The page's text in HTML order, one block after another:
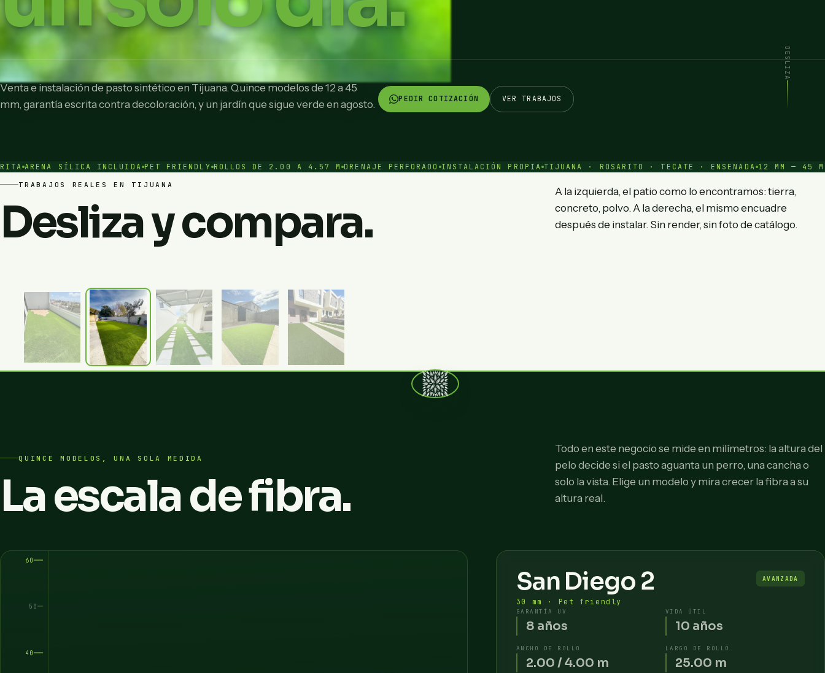
Venta e instalación de pasto sintético en Tijuana. Quince modelos de 12 a 45
mm, garantía escrita contra decoloración, y un jardín que sigue verde en agosto.
PEDIR COTIZACIÓN VER TRABAJOS
DESLIZA
SÍLICA INCLUIDA PET FRIENDLY ROLLOS DE 2.00 A 4.57 M DRENAJE PERFORADO INSTALACIÓN PROPIA TIJUANA · ROSARITO · TECATE · ENSENADA 12 MM — 45 MM
TRABAJOS REALES EN TIJUANA
Desliza y compara.
A la izquierda, el patio como lo encontramos: tierra,
concreto, polvo. A la derecha, el mismo encuadre
después de instalar. Sin render, sin foto de catálogo.
Patio trasero
QUINCE MODELOS, UNA SOLA MEDIDA
La escala de fibra.
Todo en este negocio se mide en milímetros: la altura del
pelo decide si el pasto aguanta un perro, una cancha o
solo la vista. Elige un modelo y mira crecer la fibra a su
altura real.
40
50
60
San Diego 2
30 mm · Pet friendly
AVANZADA
GARANTÍA UV
8 años
VIDA ÚTIL
10 años
ANCHO DE ROLLO
2.00 / 4.00 m
LARGO DE ROLLO
25.00 m